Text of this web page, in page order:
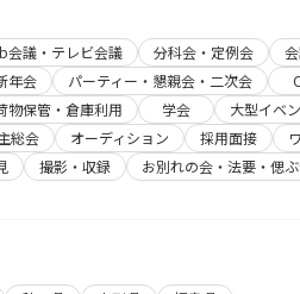
会議・テレビ会議 分科会・定例会
年会 パーティー・懇親会・二次会
物保管・倉庫利用 学会 大型イベ
総会 オーディション 採用面接
撮影・収録 お別れの会・法要・偲